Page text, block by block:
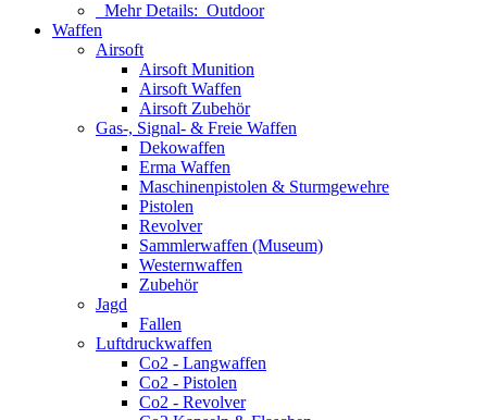
Mehr Details: Outdoor
Waffen
Airsoft
Airsoft Munition
Airsoft Waffen
Airsoft Zubehör
Gas-, Signal- & Freie Waffen
Dekowaffen
Erma Waffen
Maschinenpistolen & Sturmgewehre
Pistolen
Revolver
Sammlerwaffen (Museum)
Westernwaffen
Zubehör
Jagd
Fallen
Luftdruckwaffen
Co2 - Langwaffen
Co2 - Pistolen
Co2 - Revolver